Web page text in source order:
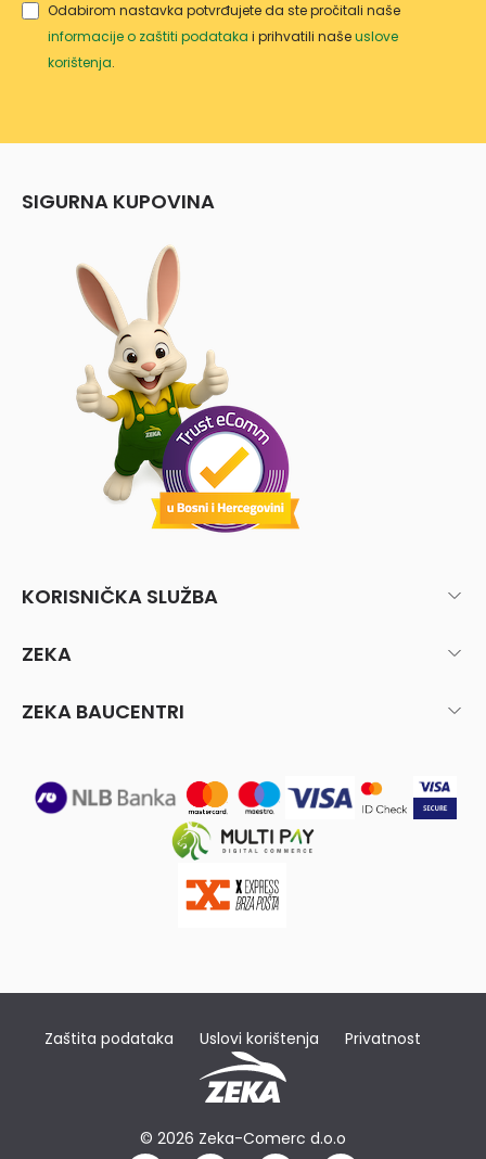
Odabirom nastavka potvrđujete da ste pročitali naše
informacije o zaštiti podataka i prihvatili našeuslove
korištenja.
SIGURNA KUPOVINA
KORISNIČKA SLUŽBA
ZEKA
ZEKA BAUCENTRI
Zaštita podataka Uslovi korištenja Privatnost
© 2026 Zeka-Comerc d.o.o